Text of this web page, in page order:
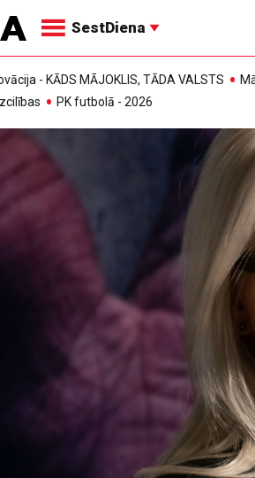
SestDiena
- KĀDS MĀJOKLIS, TĀDA VALSTS
PK futbolā - 2026